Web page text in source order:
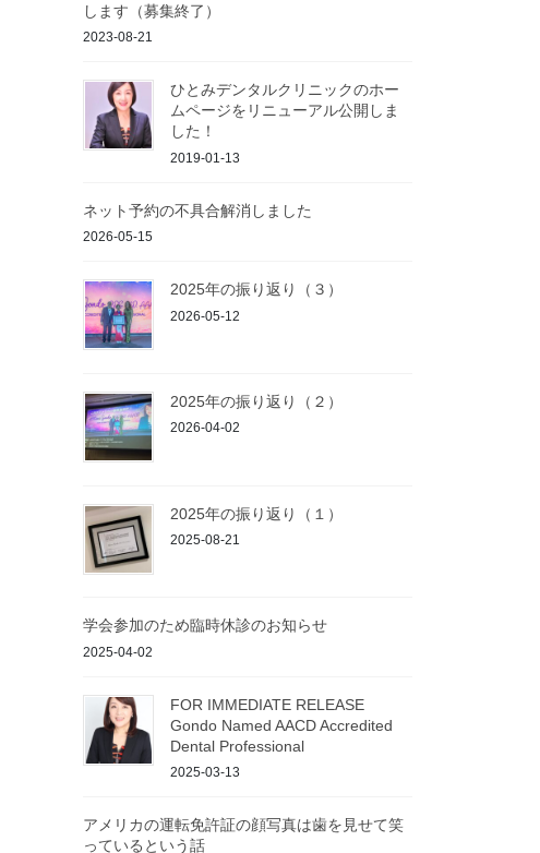
します（募集終了）
2023-08-21
ひとみデンタルクリニックのホー
ムページをリニューアル公開しま
した！
2019-01-13
ネット予約の不具合解消しました
2026-05-15
2025年の振り返り（３）
2026-05-12
2025年の振り返り（２）
2026-04-02
2025年の振り返り（１）
2025-08-21
学会参加のため臨時休診のお知らせ
2025-04-02
FOR IMMEDIATE RELEASE
Gondo Named AACD Accredited
Dental Professional
2025-03-13
アメリカの運転免許証の顔写真は歯を見せて笑
っているという話